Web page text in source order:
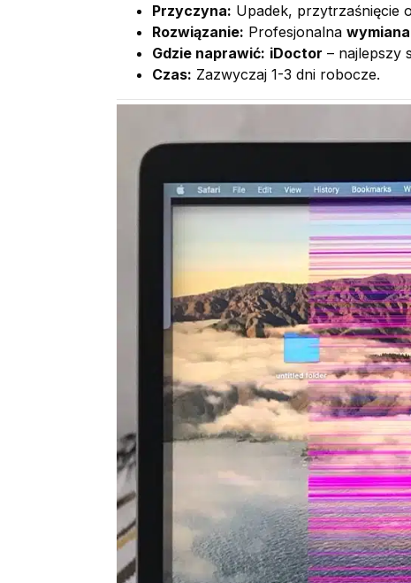
Przyczyna: Upadek, przytrzaśnięcie
Rozwiązanie: Profesjonalna
Gdzie naprawić: iDoctor – najlepszy
Czas: Zazwyczaj 1-3 dni robocze.